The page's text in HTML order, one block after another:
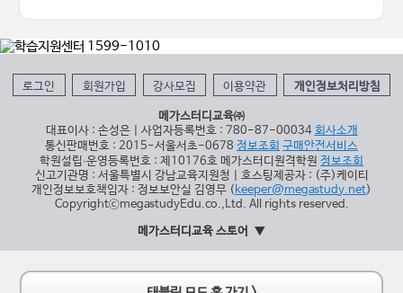
로그인 회원가입 강사모집 이용약관 개인정보처리방침
메가스터디교육㈜
대표이사 : 손성은 | 사업자등록번호 : 780-87-00034 회사소개
통신판매번호 : 2015-서울서초-0678 정보조회 구매안전서비스
학원설립∙운영등록번호 : 제10176호 메가스터디원격학원 정보조회
신고기관명 : 서울특별시 강남교육지원청 | 호스팅제공자 : (주)케이티
개인정보보호책임자 : 정보보안실 김영무 (keeper@megastudy.net)
CopyrightⓒmegastudyEdu.co.,Ltd. All rights reserved.
메가스터디교육 스토어